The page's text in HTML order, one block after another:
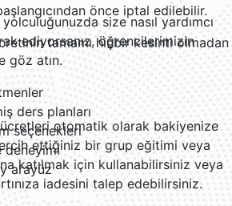
önce iptal edilebilir.
tamamı hiçbir kesinti olmadan
otomatik olarak bakiyenize
ettiğiniz bir grup eğitimi veya
katılmak için kullanabilirsiniz veya
iadesini talep edebilirsiniz.
size nasıl yardımcı
ediyorsanız, öğrencilerimizin
göz atın.
ders planları
seçenekleri
deneyimi
arayüz